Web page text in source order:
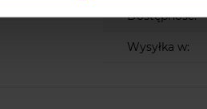
Dostępność:
Wysyłka w: